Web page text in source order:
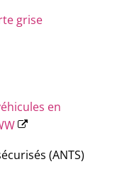
grise
en
(ANTS)